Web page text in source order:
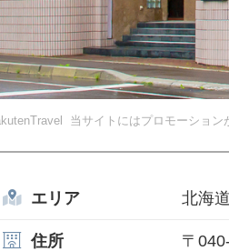
当サイトにはプロモーション
エリア 北海道
住所 〒